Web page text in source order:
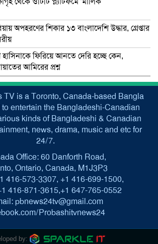
অপহরণের শিকার ১৩ বাংলাদেশি উদ্ধার, গ্রেপ্তার
ফিরিয়ে আনতে দেরি হচ্ছে কেন,
আমিরের প্রশ্ন
TV is a Toronto, Canada-based Bangla
entertain the Bangladeshi-Canadian
kinds of Bangladeshi & Canadian
news, drama, music and etc for
24/7.
Office: 60 Danforth Road,
Ontario, Canada, M1J3P3
416-573-3307, +1 416-699-1500,
416-871-3615,+1 647-765-0552
pbnews24tv@gmail.com
Probashitvnews24
by: